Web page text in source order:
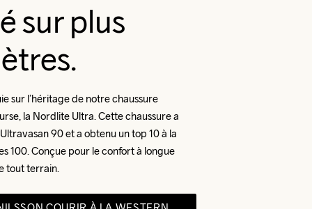
sur plus
sur l’héritage de notre chaussure
la Nordlite Ultra. Cette chaussure a
90 et a obtenu un top 10 à la
100. Conçue pour le confort à longue
tout terrain.